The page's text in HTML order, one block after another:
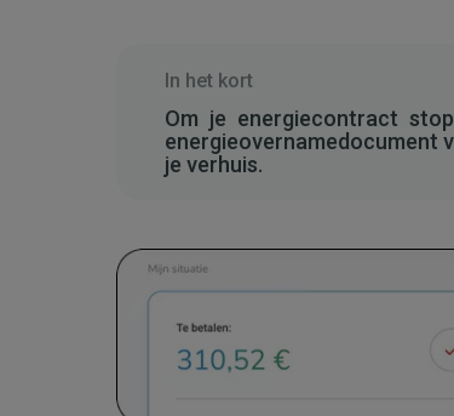
In het kort
Om je energiecontract
energieovernamedocument
je verhuis.
Afbeelding